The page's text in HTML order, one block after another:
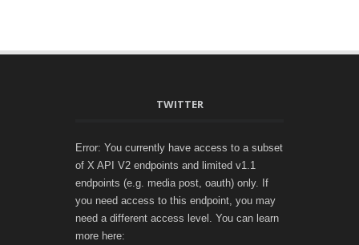
TWITTER
Error: You currently have access to a subset
of X API V2 endpoints and limited v1.1
endpoints (e.g. media post, oauth) only. If
you need access to this endpoint, you may
need a different access level. You can learn
more here: